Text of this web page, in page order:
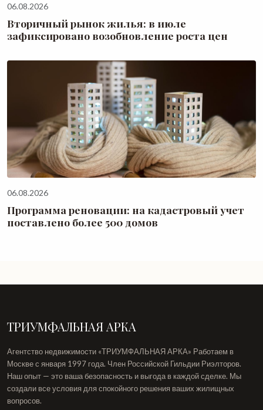
06.08.2026
Вторичный рынок жилья: в июле
зафиксировано возобновление роста цен
06.08.2026
Программа реновации: на кадастровый учет
поставлено более 500 домов
ТРИУМФАЛЬНАЯ АРКА
Агентство недвижимости «ТРИУМФАЛЬНАЯ АРКА» Работаем в
Москве с января 1997 года. Член Российской Гильдии Риэлторов.
Наш опыт — это ваша безопасность и выгода в каждой сделке. Мы
создали все условия для спокойного решения ваших жилищных
вопросов.